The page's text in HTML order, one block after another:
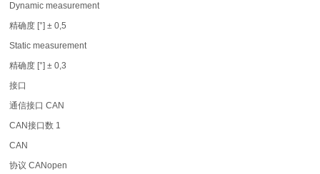
Dynamic measurement
精确度 [°] ± 0,5
Static measurement
精确度 [°] ± 0,3
接口
通信接口 CAN
CAN接口数 1
CAN
协议 CANopen